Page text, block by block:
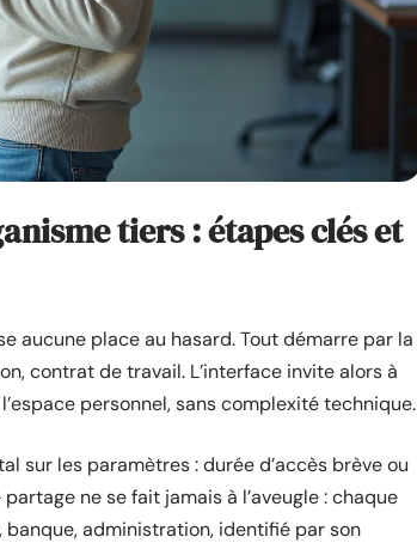
tiers : étapes clés et
aucune place au hasard. Tout démarre par la
contrat de travail. L’interface invite alors à
personnel, sans complexité technique.
sur les paramètres : durée d’accès brève ou
ne se fait jamais à l’aveugle : chaque
administration, identifié par son